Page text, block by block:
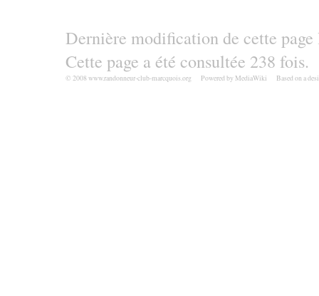
Dernière modification de cette
Cette page a été consultée 238 fois.
© 2008 www.randonneur-club-marcquois.org Powered by MediaWiki Based on a